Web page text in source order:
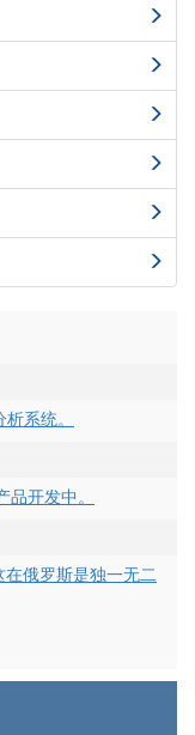
系统。
开发中。
俄罗斯是独一无二